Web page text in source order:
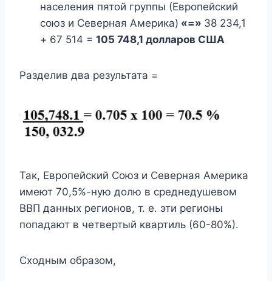
населения пятой группы (Европейский
союз и Северная Америка) «=» 38 234,1
+ 67 514 = 105 748,1 долларов США
Разделив два результата =
Так, Европейский Союз и Северная Америка
имеют 70,5%-ную долю в среднедушевом
ВВП данных регионов, т. е. эти регионы
попадают в четвертый квартиль (60-80%).
Сходным образом,